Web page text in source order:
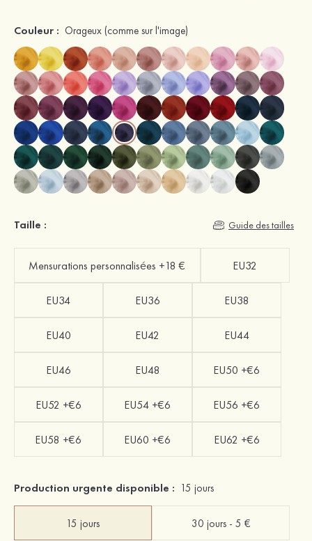
Couleur : Orageux (comme sur l'image)
Taille : Guide des tailles
Mensurations personnalisées +18 € EU32
EU34 EU36 EU38
EU40 EU42 EU44
EU46 EU48 EU50 +€6
EU52 +€6 EU54 +€6 EU56 +€6
EU58 +€6 EU60 +€6 EU62 +€6
Production urgente disponible : 15 jours
15 jours 30 jours - 5 €